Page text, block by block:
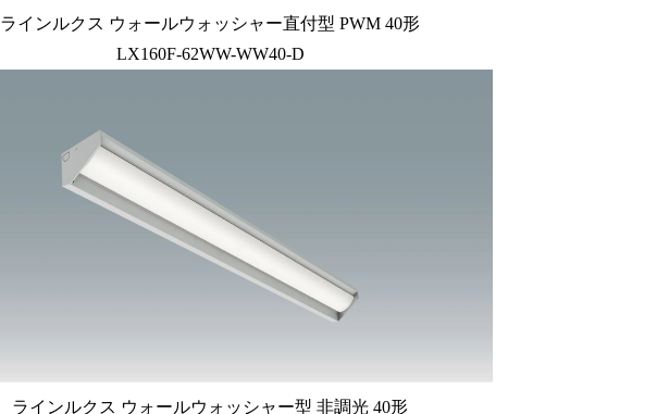
ラインルクス ウォールウォッシャー直付型 PWM 40形
LX160F-62WW-WW40-D
ラインルクス ウォールウォッシャー型 非調光 40形